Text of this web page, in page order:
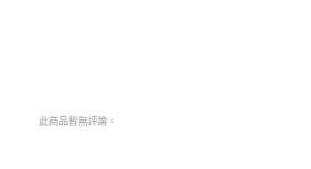
此商品暫無評論。